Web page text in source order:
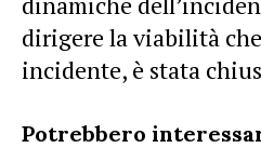
dirigere la viabilità
incidente, è stata
Potrebbero